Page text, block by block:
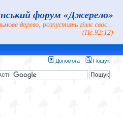
форум «Джерело»
дерево, розпустить гіллє своє...
(Пс.92:12)
Допомога Пошук